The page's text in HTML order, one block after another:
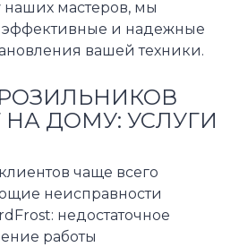
мастеров, мы
эффективные и надежные
вашей техники.
ДОМУ: УСЛУГИ
чаще всего
неисправности
недостаточное
работы